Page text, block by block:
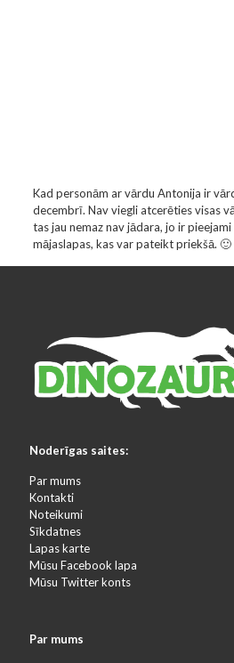
Kad personām ar vārdu Antonija ir
decembrī. Nav viegli atcerēties visas
tas jau nemaz nav jādara, jo ir
mājaslapas, kas var pateikt priekšā. 🙂
Noderīgas saites:
Par mums
Kontakti
Noteikumi
Sīkdatnes
Lapas karte
Mūsu Facebook lapa
Mūsu Twitter konts
Par mums